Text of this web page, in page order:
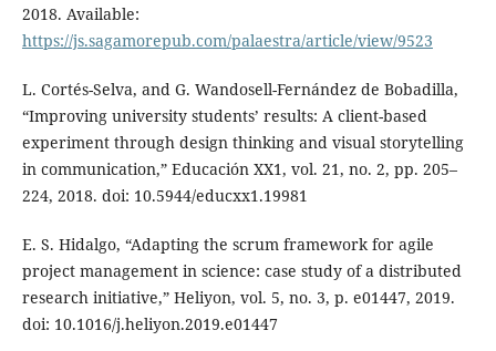
2018. Available:
https://js.sagamorepub.com/palaestra/article/view/9523
L. Cortés-Selva, and G. Wandosell-Fernández de Bobadilla,
“Improving university students’ results: A client-based
experiment through design thinking and visual storytelling
in communication,” Educación XX1, vol. 21, no. 2, pp. 205–
224, 2018. doi: 10.5944/educxx1.19981
E. S. Hidalgo, “Adapting the scrum framework for agile
project management in science: case study of a distributed
research initiative,” Heliyon, vol. 5, no. 3, p. e01447, 2019.
doi: 10.1016/j.heliyon.2019.e01447